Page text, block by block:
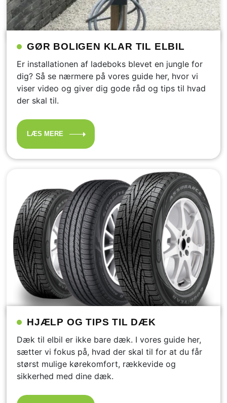
GØR BOLIGEN KLAR TIL ELBIL
Er installationen af ladeboks blevet en jungle for
dig? Så se nærmere på vores guide her, hvor vi
viser video og giver dig gode råd og tips til hvad
der skal til.
LÆS MERE
HJÆLP OG TIPS TIL DÆK
Dæk til elbil er ikke bare dæk. I vores guide her,
sætter vi fokus på, hvad der skal til for at du får
størst mulige kørekomfort, rækkevide og
sikkerhed med dine dæk.